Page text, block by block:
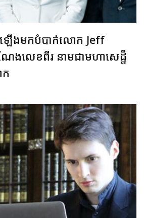
ើងមកបំបាក់លោក Jeff
ងលេខពីរ នាមជាមហាសេដ្ឋី